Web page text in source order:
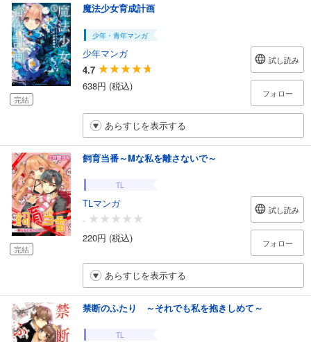
完結
魔法少女育成計画
少年・青年マンガ
少年マンガ
4.7
638円 (税込)
試し読み
フォロー
あらすじを表示する
完結
飼育当番～Mな私を離さないで～
TL
TLマンガ
-
220円 (税込)
試し読み
フォロー
あらすじを表示する
禁断のふたり ～それでも私を抱きしめて～
TL